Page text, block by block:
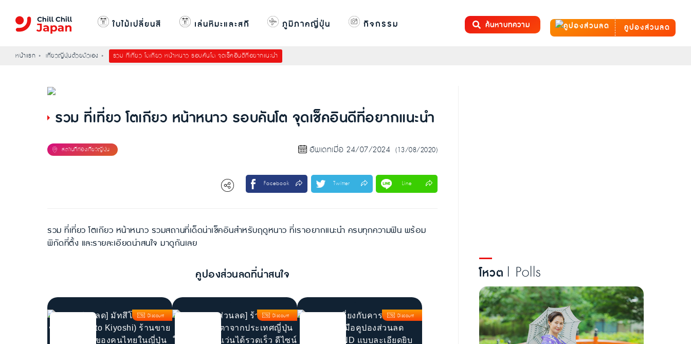
ใบไม้เปลี่ยนสี เล่นหิมะและสกี ภูมิภาคญี่ปุ่น กิจกรรม ค้นหาบทความ คูปองส่วนลด
หน้าแรก เที่ยวญี่ปุ่นด้วยตัวเอง รวม ที่เที่ยว โตเกียว หน้าหนาว รอบคันโต จุดเช็คอินดีที่อยากแนะนำ
รวม ที่เที่ยว โตเกียว หน้าหนาว รอบคันโต จุดเช็คอินดีที่อยากแนะนำ
อัพเดทเมื่อ 24/07/2024 (13/08/2020)
Facebook Twitter Line
รวม ที่เที่ยว โตเกียว หน้าหนาว รวมสถานที่เด็ดน่าเช็คอินสำหรับฤดูหนาว ที่เราอยากแนะนำ ครบทุกความฟิน พร้อม
พิกัดที่ตั้ง และรายละเอียดน่าสนใจ มาดูกันเลย
คูปองส่วนลดที่น่าสนใจ
Discount Discount Discount
โหวต | Polls